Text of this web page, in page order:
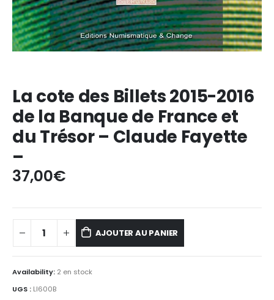
La cote des Billets 2015-2016
de la Banque de France et
du Trésor – Claude Fayette
–
37,00€
AJOUTER AU PANIER
Availability: 2 en stock
UGS : LI600B